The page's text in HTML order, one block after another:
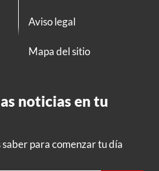
Aviso legal
Mapa del sitio
noticias en tu
saber para comenzar tu día